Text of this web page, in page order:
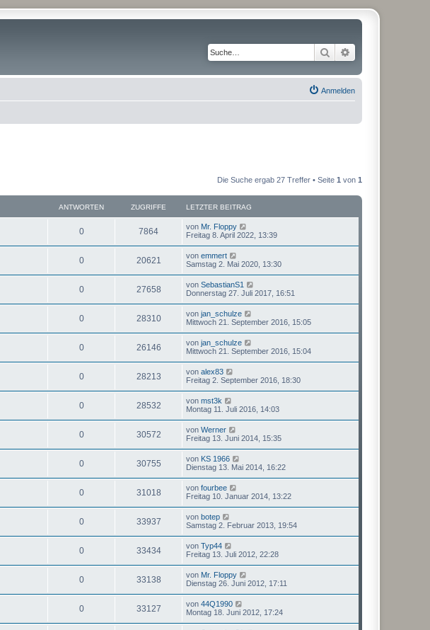
Suche
Anmelden
Die Suche ergab 27 Treffer • Seite 1 von 1
ANTWORTEN ZUGRIFFE LETZTER BEITRAG
0 7864 von Mr. Floppy
Freitag 8. April 2022, 13:39
0 20621 von emmert
Samstag 2. Mai 2020, 13:30
0 27658 von SebastianS1
Donnerstag 27. Juli 2017, 16:51
0 28310 von jan_schulze
Mittwoch 21. September 2016, 15:05
0 26146 von jan_schulze
Mittwoch 21. September 2016, 15:04
0 28213 von alex83
Freitag 2. September 2016, 18:30
0 28532 von mst3k
Montag 11. Juli 2016, 14:03
0 30572 von Werner
Freitag 13. Juni 2014, 15:35
0 30755 von KS 1966
Dienstag 13. Mai 2014, 16:22
0 31018 von fourbee
Freitag 10. Januar 2014, 13:22
0 33937 von botep
Samstag 2. Februar 2013, 19:54
0 33434 von Typ44
Freitag 13. Juli 2012, 22:28
0 33138 von Mr. Floppy
Dienstag 26. Juni 2012, 17:11
0 33127 von 44Q1990
Montag 18. Juni 2012, 17:24